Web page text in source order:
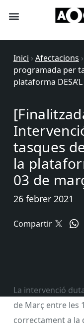
Inici › Afectacions ›
programada per
plataforma
tasques
la
03 de
26 febrer 2021
Compartir
La intervenció
de Març entre les
correctament a la